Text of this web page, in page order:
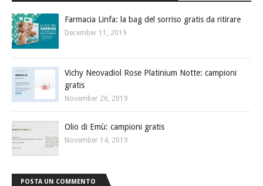
Farmacia Linfa: la bag del sorriso gratis da ritirare
December 11, 2019
Vichy Neovadiol Rose Platinium Notte: campioni
gratis
November 26, 2019
Olio di Emù: campioni gratis
November 14, 2019
POSTA UN COMMENTO